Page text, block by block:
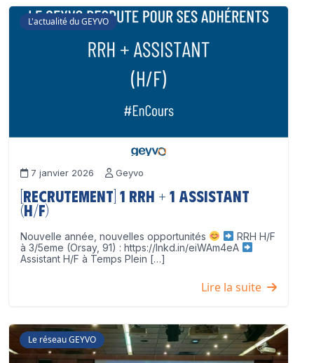
L'actualité du GEYVO
7 janvier 2026 Geyvo
[Recrutement] 1 RRH + 1 Assistant
(H/F)
Nouvelle année, nouvelles opportunités
RRH H/F
à 3/5eme (Orsay, 91) : https://lnkd.in/eiWAm4eA
Assistant H/F à Temps Plein […]
Lire la suite
Le réseau GEYVO